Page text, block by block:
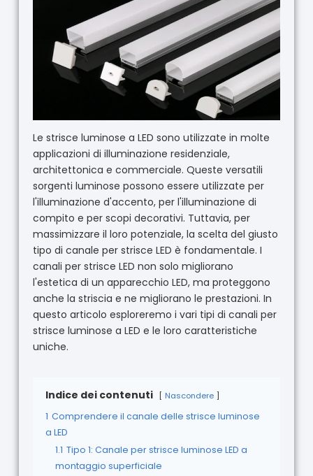
Le strisce luminose a LED sono utilizzate in molte
applicazioni di illuminazione residenziale,
architettonica e commerciale. Queste versatili
sorgenti luminose possono essere utilizzate per
l'illuminazione d'accento, per l'illuminazione di
compito e per scopi decorativi. Tuttavia, per
massimizzare il loro potenziale, la scelta del giusto
tipo di canale per strisce LED è fondamentale. I
canali per strisce LED non solo migliorano
l'estetica di un apparecchio LED, ma proteggono
anche la striscia e ne migliorano le prestazioni. In
questo articolo esploreremo i vari tipi di canali per
strisce luminose a LED e le loro caratteristiche
uniche.
Indice dei contenuti Nascondere
1 Comprendere il canale delle strisce luminose
a LED
1.1 Tipo 1: Canale per strisce luminose LED a
montaggio superficiale